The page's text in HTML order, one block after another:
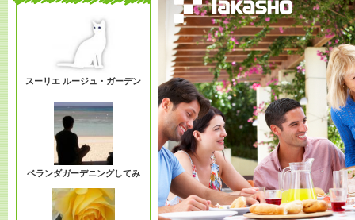
スーリエ ルージュ・ガーデン
ベランダガーデニングしてみ